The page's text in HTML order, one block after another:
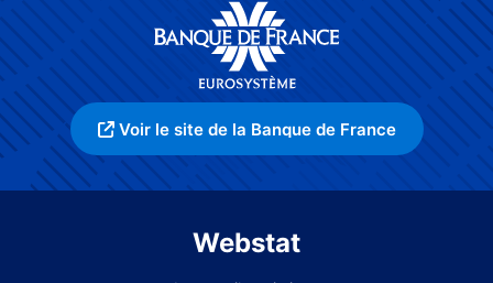
Voir le site de la Banque de France
Webstat